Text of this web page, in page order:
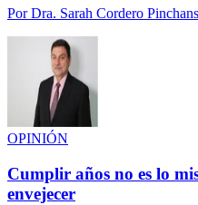
PorDra. Sarah Cordero
OPINIÓN
Cumplir años no es lo
envejecer